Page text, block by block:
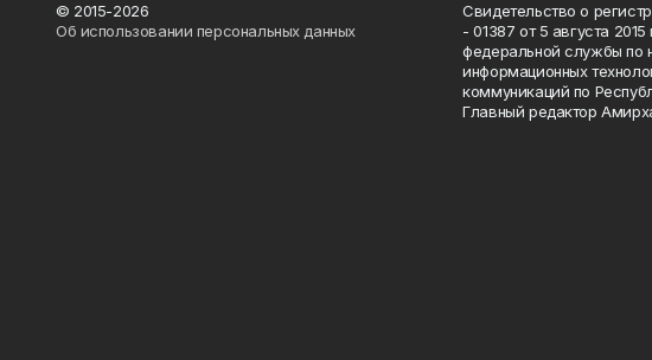
© 2015-2026
Об использовании персональных данных
Свидетельство о
- 01387 от 5 августа
федеральной службы по
информационных
коммуникаций по
Главный редактор